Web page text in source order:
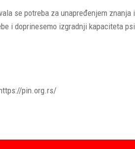
se potreba za unapređenjem
i doprinesemo izgradnji kapaciteta
pin.org.rs/